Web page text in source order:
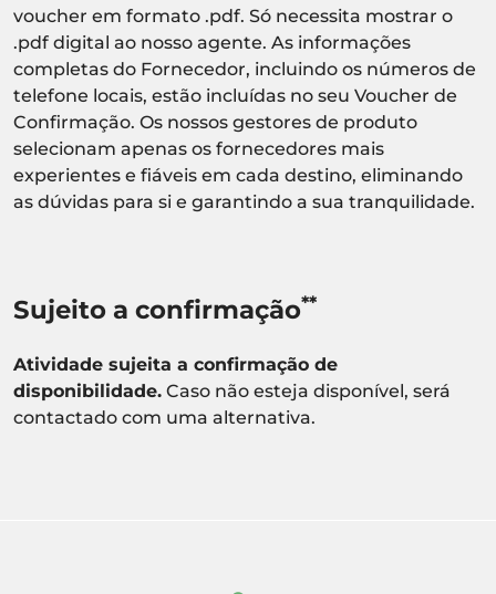
voucher em formato .pdf. Só necessita mostrar o
.pdf digital ao nosso agente. As informações
completas do Fornecedor, incluindo os números de
telefone locais, estão incluídas no seu Voucher de
Confirmação. Os nossos gestores de produto
selecionam apenas os fornecedores mais
experientes e fiáveis em cada destino, eliminando
as dúvidas para si e garantindo a sua tranquilidade.
Sujeito a confirmação**
Atividade sujeita a confirmação de
disponibilidade. Caso não esteja disponível, será
contactado com uma alternativa.